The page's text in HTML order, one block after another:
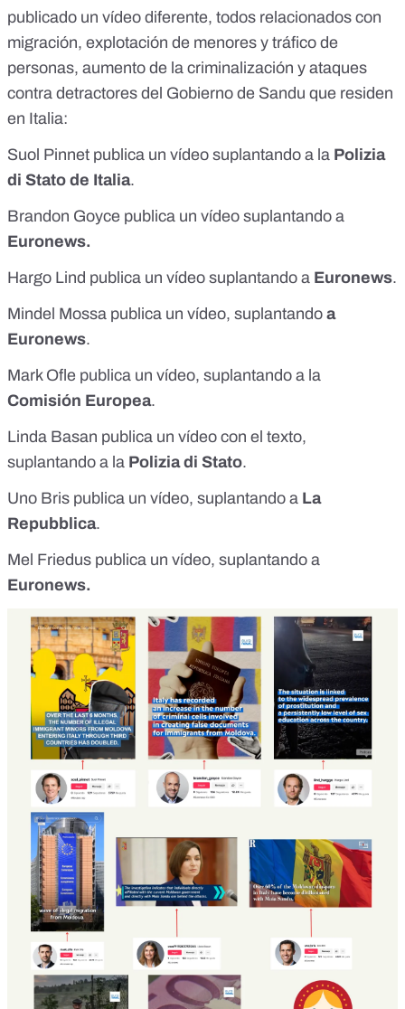
publicado un vídeo diferente, todos relacionados con
migración, explotación de menores y tráfico de
personas, aumento de la criminalización y ataques
contra detractores del Gobierno de Sandu que residen
en Italia:
Suol Pinnet publica un vídeo suplantando a la Polizia
di Stato de Italia.
Brandon Goyce publica un vídeo suplantando a
Euronews.
Hargo Lind publica un vídeo suplantando a Euronews.
Mindel Mossa publica un vídeo, suplantando a
Euronews.
Mark Ofle publica un vídeo, suplantando a la
Comisión Europea.
Linda Basan publica un vídeo con el texto,
suplantando a la Polizia di Stato.
Uno Bris publica un vídeo, suplantando a La
Repubblica.
Mel Friedus publica un vídeo, suplantando a
Euronews.